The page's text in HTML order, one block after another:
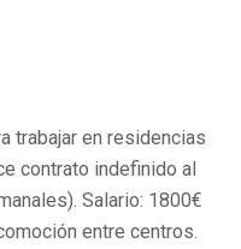
trabajar en residencias
contrato indefinido al
Salario: 1800€
entre centros.